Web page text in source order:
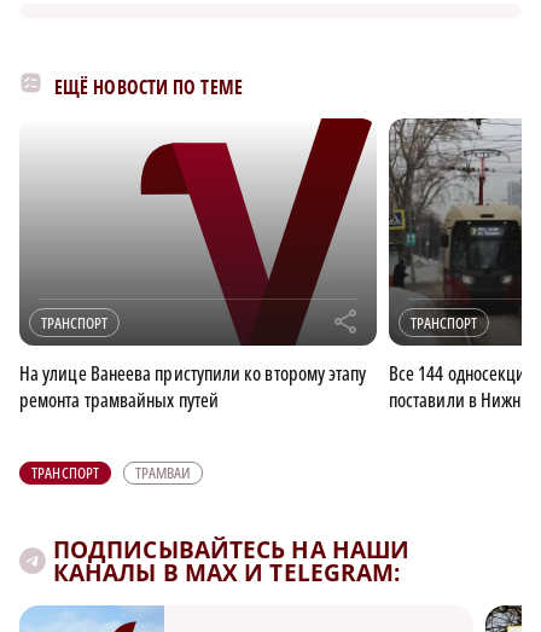
ЕЩЁ НОВОСТИ ПО ТЕМЕ
ТРАНСПОРТ r
На улице Ванеева приступили ко второму этапу
ремонта трамвайных путей
ТРАНСПОРТ
Все 144
поставили в
ТРАНСПОРТ ТРАМВАИ
ПОДПИСЫВАЙТЕСЬ НА НАШИ
КАНАЛЫ В MAX И TELEGRAM: